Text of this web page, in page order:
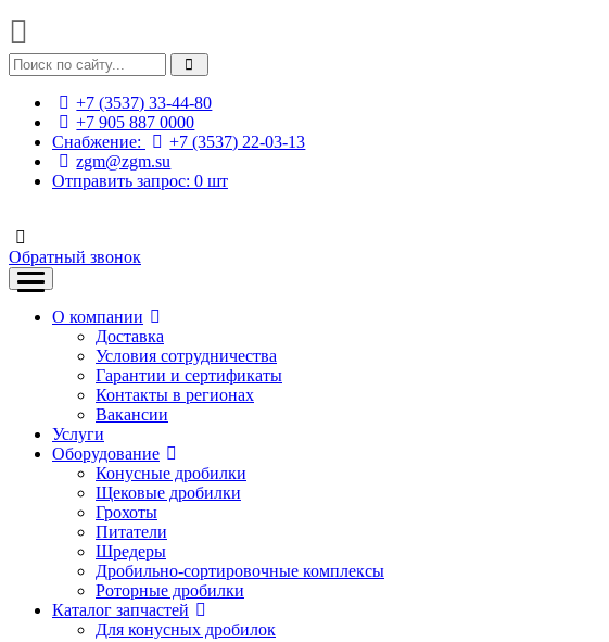
+7 (3537) 33-44-80
+7 905 887 0000
Снабжение:
+7 (3537) 22-03-13
zgm@zgm.su
Отправить запрос: 0 шт
Обратный звонок
О компании
Доставка
Условия сотрудничества
Гарантии и сертификаты
Контакты в регионах
Вакансии
Услуги
Оборудование
Конусные дробилки
Щековые дробилки
Грохоты
Питатели
Шредеры
Дробильно-сортировочные комплексы
Роторные дробилки
Каталог запчастей
Для конусных дробилок